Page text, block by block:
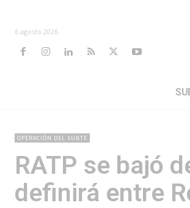
6 agosto 2026
OPERACIÓN DEL SUBTE
RATP se bajó
definirá entre